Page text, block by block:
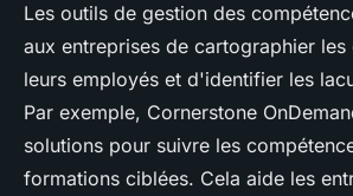
Les outils de gestion des
aux entreprises de cartographier
leurs employés et d'identifier les
Par exemple, Cornerstone
solutions pour suivre les
formations ciblées. Cela aide les